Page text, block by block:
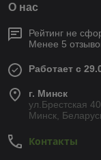
О нас
Рейтинг не
Менее 5
Работает с
г. Минск
ул.Брестская
Минск,
Контакты